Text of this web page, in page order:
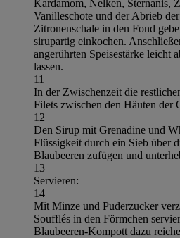
Kardamom, Nelken, Sternanis,
Vanilleschote und der Abrieb
Zitronenschale in den Fond
sirupartig einkochen.
angerührten Speisestärke leicht
lassen.
11
In der Zwischenzeit die
Filets zwischen den Häuten der
12
Den Sirup mit Grenadine und
Flüssigkeit durch ein Sieb über
Blaubeeren zufügen und
13
Servieren:
14
Mit Minze und Puderzucker
Soufflés in den Förmchen
Blaubeeren-Kompott dazu